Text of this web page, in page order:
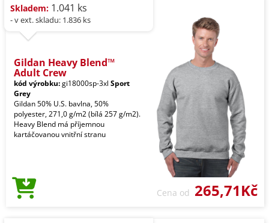
Skladem: 1.041 ks
- v ext. skladu: 1.836 ks
Gildan Heavy Blend™
Adult Crew
kód výrobku:gi18000sp-3xl Sport
Grey
Gildan 50% U.S. bavlna, 50%
polyester, 271,0 g/m2 (bílá 257 g/m2).
Heavy Blend má příjemnou
kartáčovanou vnitřní stranu
Cena od 265,71Kč